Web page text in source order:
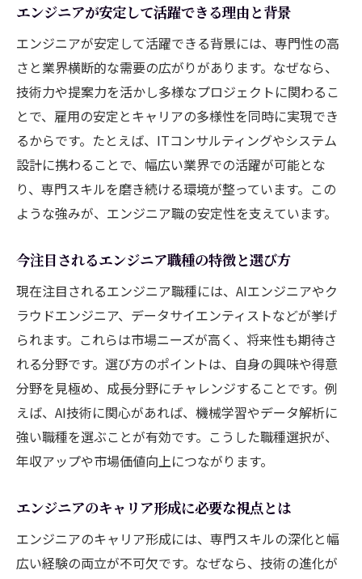
市場価値を高めるためのスキルアップ戦略
エンジニア実務経験の積み方と学習の工夫
AI分野で活躍するエンジニアの学び方
変化に強いエンジニアになるための勉強法
柔軟な働き方を実現するエンジニアの選択肢
エンジニアが選ぶ柔軟な働き方の実態
フリーランスや副業で広がるエンジニアの
可能性
エンジニアが実現するリモートワークの魅
力
柔軟性を高めるためのエンジニア思考法
新時代のエンジニアに求められる働き方と
は
AI時代に求められるエンジニア像を探る
AI時代に活躍するエンジニアの資質と役割
AIと共存するためのエンジニアの思考法
AI技術を活かすエンジニアに必要な視点
次世代エンジニアが担う社会的な役割とは
AI時代に生き残るエンジニアの条件
エンジニアが安定して活躍できる理由と背景
エンジニアが安定して活躍できる背景には、専門性の高
さと業界横断的な需要の広がりがあります。なぜなら、
技術力や提案力を活かし多様なプロジェクトに関わるこ
とで、雇用の安定とキャリアの多様性を同時に実現でき
るからです。たとえば、ITコンサルティングやシステム
設計に携わることで、幅広い業界での活躍が可能とな
り、専門スキルを磨き続ける環境が整っています。この
ような強みが、エンジニア職の安定性を支えています。
今注目されるエンジニア職種の特徴と選び方
現在注目されるエンジニア職種には、AIエンジニアやク
ラウドエンジニア、データサイエンティストなどが挙げ
られます。これらは市場ニーズが高く、将来性も期待さ
れる分野です。選び方のポイントは、自身の興味や得意
分野を見極め、成長分野にチャレンジすることです。例
えば、AI技術に関心があれば、機械学習やデータ解析に
強い職種を選ぶことが有効です。こうした職種選択が、
年収アップや市場価値向上につながります。
エンジニアのキャリア形成に必要な視点とは
エンジニアのキャリア形成には、専門スキルの深化と幅
広い経験の両立が不可欠です。なぜなら、技術の進化が